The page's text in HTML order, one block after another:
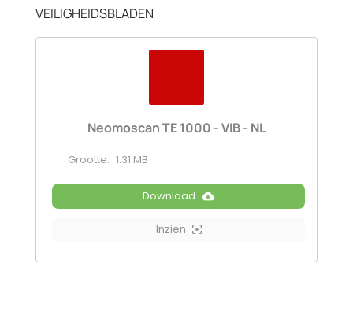
VEILIGHEIDSBLADEN
Neomoscan TE 1000 - VIB - NL
Grootte: 1.31 MB
Download
Inzien